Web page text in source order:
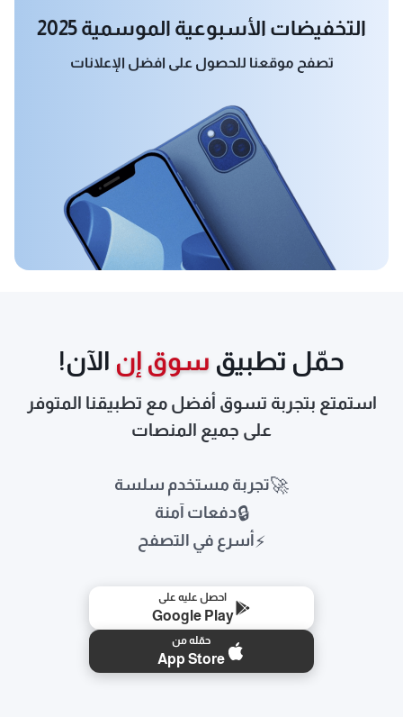
التخفيضات الأسبوعية الموسمية 2025
تصفح موقعنا للحصول على افضل الإعلانات
حمّل تطبيق سوق إن الآن!
استمتع بتجربة تسوق أفضل مع تطبيقنا المتوفر
على جميع المنصات
🚀تجربة مستخدم سلسة
🔒دفعات آمنة
⚡أسرع في التصفح
احصل عليه على
Google Play
حمّله من
App Store